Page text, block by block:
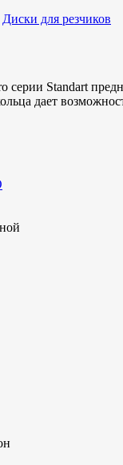
Диски для резчиков
Standart
дает